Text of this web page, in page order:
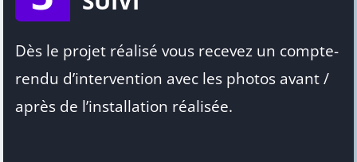
Dès le projet réalisé vous recevez un compte-
rendu d’intervention avec les photos avant /
après de l’installation réalisée.